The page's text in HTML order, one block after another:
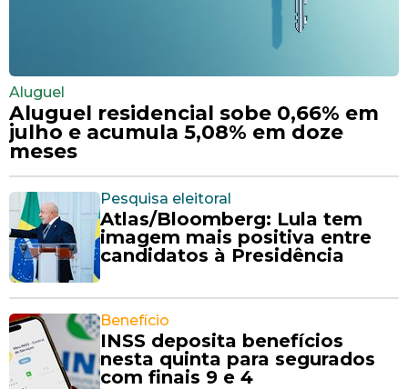
Aluguel
Aluguel residencial sobe 0,66% em
julho e acumula 5,08% em doze
meses
Pesquisa eleitoral
Atlas/Bloomberg: Lula tem
imagem mais positiva entre
candidatos à Presidência
Benefício
INSS deposita benefícios
nesta quinta para segurados
com finais 9 e 4